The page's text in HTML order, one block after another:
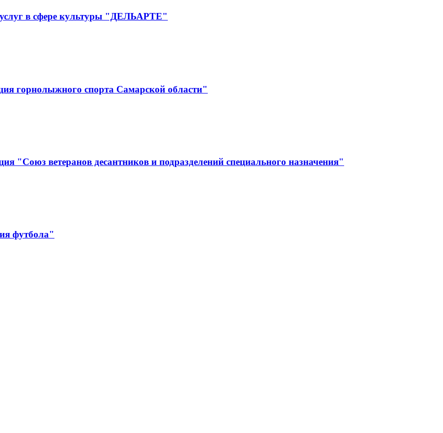
в сфере культуры "ДЕЛЬАРТЕ"
горнолыжного спорта Самарской области"
"Союз ветеранов десантников и подразделений специального назначения"
футбола"